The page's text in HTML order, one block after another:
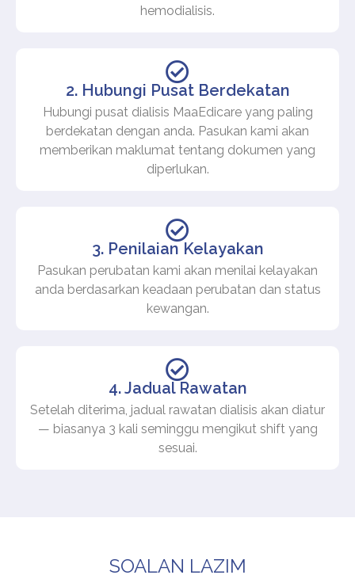
hemodialisis.
2. Hubungi Pusat Berdekatan
Hubungi pusat dialisis MaaEdicare yang paling
berdekatan dengan anda. Pasukan kami akan
memberikan maklumat tentang dokumen yang
diperlukan.
3. Penilaian Kelayakan
Pasukan perubatan kami akan menilai kelayakan
anda berdasarkan keadaan perubatan dan status
kewangan.
4. Jadual Rawatan
Setelah diterima, jadual rawatan dialisis akan diatur
— biasanya 3 kali seminggu mengikut shift yang
sesuai.
SOALAN LAZIM